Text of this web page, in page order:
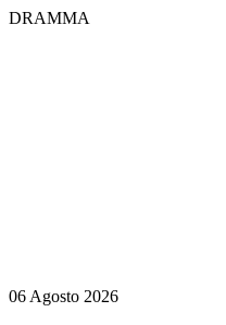
DRAMMA
06 Agosto 2026